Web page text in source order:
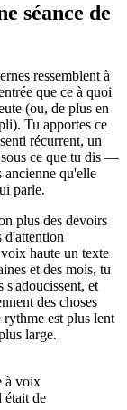
séance de
ressemblent à
que ce à quoi
(ou, de plus en
Tu apportes ce
récurrent, un
sous ce que tu dis —
qu'elle
parle.
plus des devoirs
d'attention
haute un texte
et des mois, tu
s'adoucissent, et
des choses
est plus lent
large.
à voix
était de